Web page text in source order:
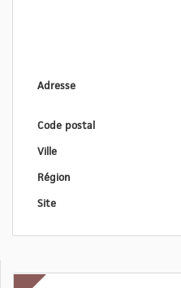
Adresse
Code postal
Ville
Région
Site